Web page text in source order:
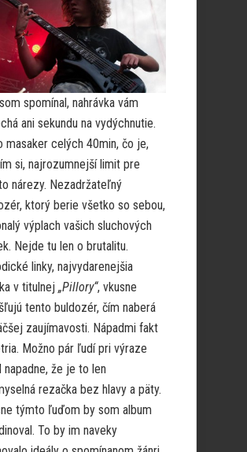
spomínal, nahrávka vám
ani sekundu na vydýchnutie.
masaker celých 40min, čo je,
si, najrozumnejší limit pre
nárezy. Nezadržateľný
ktorý berie všetko so sebou,
výplach vašich sluchových
Nejde tu len o brutalitu.
linky, najvydarenejšia
v titulnej „Pillory“, vkusne
tento buldozér, čím naberá
zaujímavosti. Nápadmi fakt
Možno pár ľudí pri výraze
napadne, že je to len
rezačka bez hlavy a päty.
týmto ľuďom by som album
To by im naveky